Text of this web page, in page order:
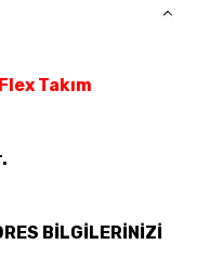
Takım
BİLGİLERİNİZİ